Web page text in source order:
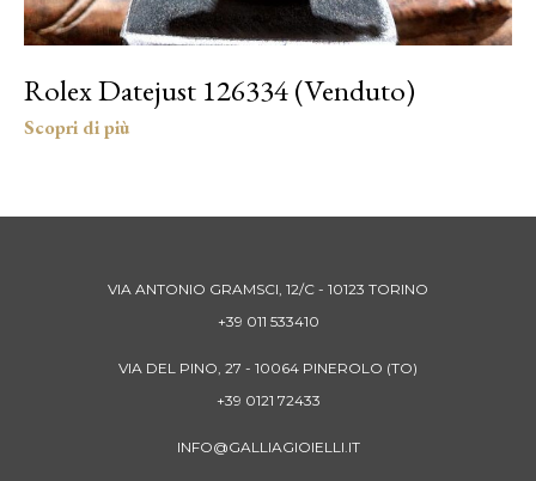
Rolex Datejust 126334 (Venduto)
VIA ANTONIO GRAMSCI, 12/C - 10123 TORINO
+39 011 533410
VIA DEL PINO, 27 - 10064 PINEROLO (TO)
+39 0121 72433
INFO@GALLIAGIOIELLI.IT